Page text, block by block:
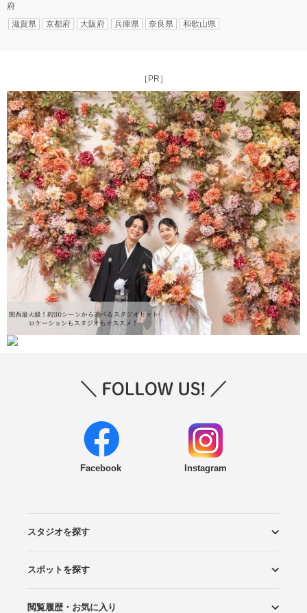
府
滋賀県
京都府 大阪府 兵庫県 奈良県 和歌山県
［PR］
Facebook Instagram
スタジオを探す
エリアから探す
こだわりから探す
NEW PHOTO STYLE
プランから探す
フォトタイプ診断
フォトグラファーから探す
国内リゾートから探す
スポットを探す
ロケーションから探す
スタジオから探す
閲覧履歴・お気に入り